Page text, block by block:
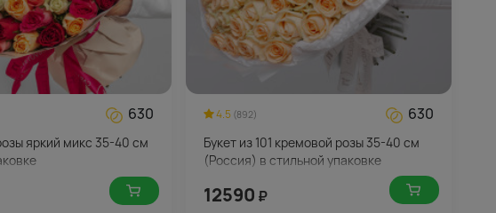
630
яркий микс 35-40 см
4.5 (892) 630
Букет из 101 кремовой розы 35-40 см
(Россия) в стильной упаковке
12590 ₽